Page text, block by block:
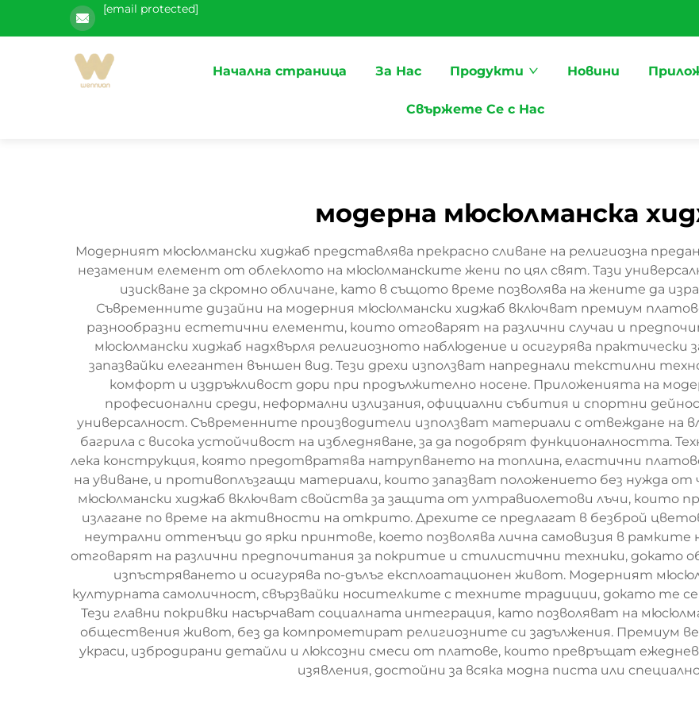
[email protected]
Начална страница За Нас Продукти Новини
Свържете Се с Нас
модерна мюсюлманска
Модерният мюсюлмански хиджаб представлява прекрасно сливане на религиозна
незаменим елемент от облеклото на мюсюлманските жени по цял свят. Тази
изискване за скромно обличане, като в същото време позволява на жените да
Съвременните дизайни на модерния мюсюлмански хиджаб включват премиум
разнообразни естетични елементи, които отговарят на различни случаи и
мюсюлмански хиджаб надхвърля религиозното наблюдение и осигурява
запазвайки елегантен външен вид. Тези дрехи използват напреднали текстилни
комфорт и издръжливост дори при продължително носене. Приложенията на
професионални среди, неформални излизания, официални събития и спортни
универсалност. Съвременните производители използват материали с отвеждане на
багрила с висока устойчивост на избледняване, за да подобрят функционалността.
лека конструкция, която предотвратява натрупването на топлина, еластични
на увиване, и противоплъзгащи материали, които запазват положението без нужда от
мюсюлмански хиджаб включват свойства за защита от ултравиолетови лъчи, които
излагане по време на активности на открито. Дрехите се предлагат в безброй
неутрални оттенъци до ярки принтове, което позволява лична самовизия в рамките
отговарят на различни предпочитания за покритие и стилистични техники, докато
изпъстряването и осигурява по-дълъг експлоатационен живот. Модерният
културната самоличност, свързвайки носителките с техните традиции, докато те
Тези главни покривки насърчават социалната интеграция, като позволяват на
обществения живот, без да компрометират религиозните си задължения. Премиум
украси, избродирани детайли и люксозни смеси от платове, които превръщат
изявления, достойни за всяка модна писта или